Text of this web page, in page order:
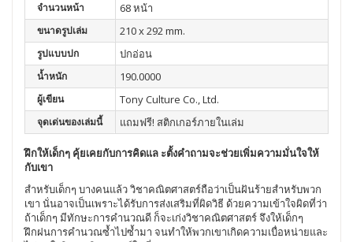
จำนวนหน้า 68 หน้า
ขนาดรูปเล่ม 210 x 292 mm.
รูปแบบปก ปกอ่อน
น้ำหนัก 190.0000
ผู้เขียน Tony Culture Co., Ltd.
จุดเด่นของเล่มนี้ แถมฟรี! สติกเกอร์ภายในเล่ม
ฝึกให้เด็กๆ คุ้ยเคยกับการคิดแล ะตั้งคำถามจะช่วยเพิ่มความมั่นใจให้
กับเขา
สำหรับเด็กๆ บางคนแล้ว วิชาคณิตศาสตร์ถือว่าเป็นฝันร้ายสำหรับพวก
เขา นั่นอาจเป็นเพราะได้รับการส่งเสริมที่ผิดวิธี ด้วยความเข้าใจผิดที่ว่า
ถ้าเด็กๆ มีทักษะการคำนวณดี ก็จะเก่งวิชาคณิตศาสตร์ จึงให้เด็กๆ
ฝึกฝนการคำนวณซ้ำไปซ้ำมา จนทำให้พวกเขาเกิดความเบื่อหน่ายและ